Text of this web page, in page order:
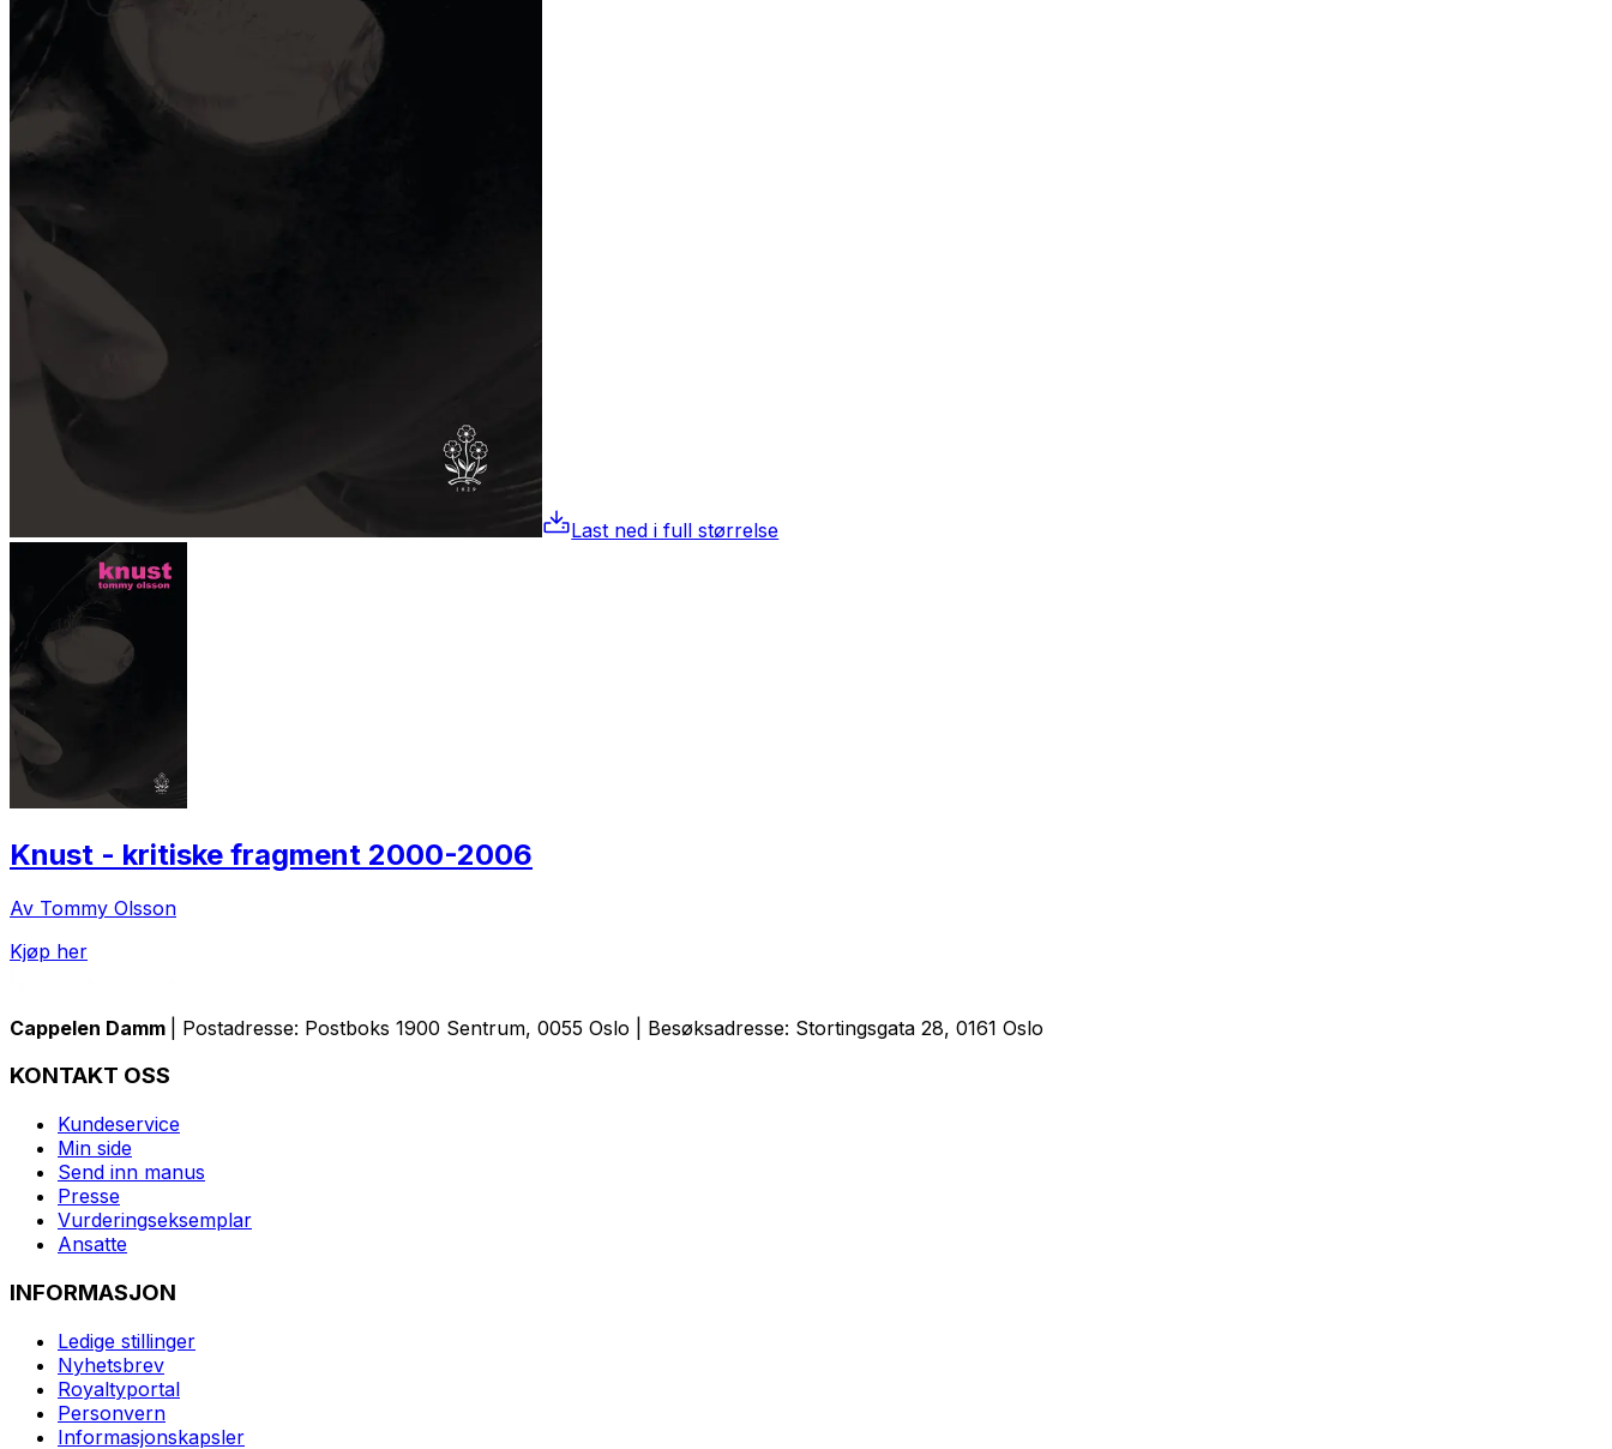
Last ned i full størrelse
Knust - kritiske fragment 2000-2006
Av Tommy Olsson
Kjøp her
Cappelen Damm | Postadresse: Postboks 1900 Sentrum, 0055 Oslo | Besøksadresse: Stortingsgata 28, 0161 Oslo
KONTAKT OSS
Kundeservice
Min side
Send inn manus
Presse
Vurderingseksemplar
Ansatte
INFORMASJON
Ledige stillinger
Nyhetsbrev
Royaltyportal
Personvern
Informasjonskapsler